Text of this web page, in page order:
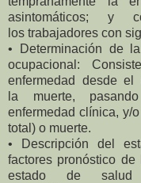
asintomáticos; y
los trabajadores con
• Determinación de
ocupacional:
enfermedad desde
la muerte,
enfermedad clínica, y/
total) o muerte.
• Descripción del
factores pronóstico
estado de